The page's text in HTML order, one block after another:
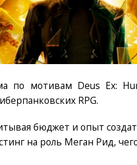
по мотивам Deus Ex:
RPG.
бюджет и опыт
на роль Меган Рид,